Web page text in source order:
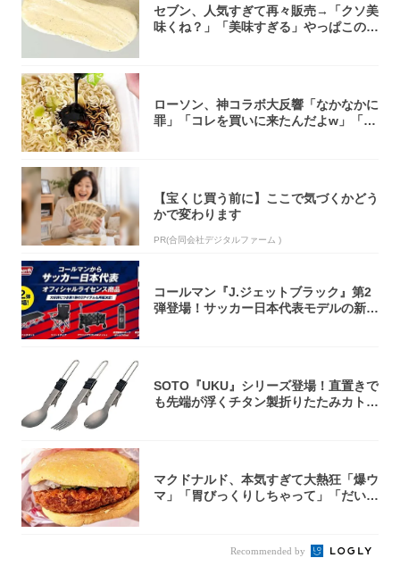
セブン、人気すぎて再々販売→「クソ美
味くね？」「美味すぎる」やっぱこのク
ローソン、神コラボ大反響「なかなかに
罪」「コレを買いに来たんだよw」「３
【宝くじ買う前に】ここで気づくかどう
かで変わります
PR(合同会社デジタルファーム )
コールマン『J.ジェットブラック』第2
弾登場！サッカー日本代表モデルの新作
SOTO『UKU』シリーズ登場！直置きで
も先端が浮くチタン製折りたたみカトラ
マクドナルド、本気すぎて大熱狂「爆ウ
マ」「胃びっくりしちゃって」「だいぶ
Recommended by